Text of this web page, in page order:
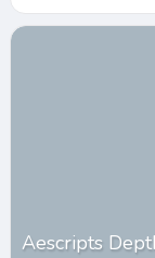
Aescripts